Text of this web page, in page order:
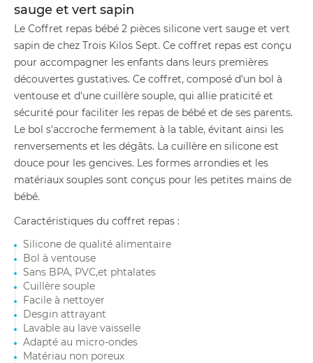
sauge et vert sapin
Le Coffret repas bébé 2 pièces silicone vert sauge et vert
sapin de chez Trois Kilos Sept. Ce coffret repas est conçu
pour accompagner les enfants dans leurs premières
découvertes gustatives. Ce coffret, composé d'un bol à
ventouse et d'une cuillère souple, qui allie praticité et
sécurité pour faciliter les repas de bébé et de ses parents.
Le bol s'accroche fermement à la table, évitant ainsi les
renversements et les dégâts. La cuillère en silicone est
douce pour les gencives. Les formes arrondies et les
matériaux souples sont conçus pour les petites mains de
bébé.
Caractéristiques du coffret repas :
Silicone de qualité alimentaire
Bol à ventouse
Sans BPA, PVC,et phtalates
Cuillère souple
Facile à nettoyer
Desgin attrayant
Lavable au lave vaisselle
Adapté au micro-ondes
Matériau non poreux